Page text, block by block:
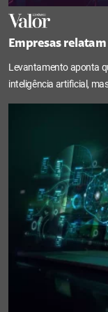
Empresas
Levantamento aponta
inteligência artificial,